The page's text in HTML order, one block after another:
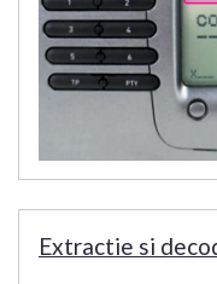
Extractie si